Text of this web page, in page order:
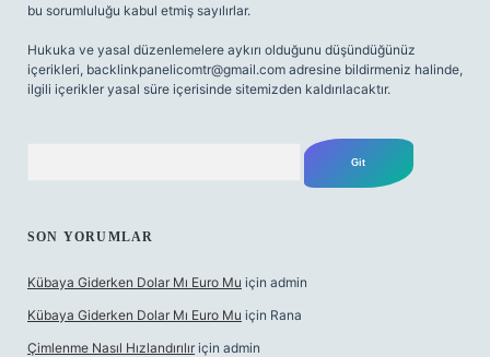
bu sorumluluğu kabul etmiş sayılırlar.
Hukuka ve yasal düzenlemelere aykırı olduğunu düşündüğünüz
içerikleri, backlinkpanelicomtr@gmail.com adresine bildirmeniz halinde,
ilgili içerikler yasal süre içerisinde sitemizden kaldırılacaktır.
SON YORUMLAR
Kübaya Giderken Dolar Mı Euro Mu için admin
Kübaya Giderken Dolar Mı Euro Mu için Rana
Çimlenme Nasıl Hızlandırılır için admin